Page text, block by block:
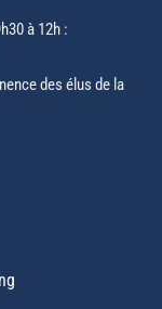
à 12h :
des élus de la